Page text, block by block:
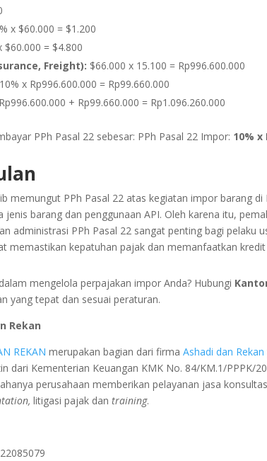
x $60.000 = $1.200
$60.000 = $4.800
Freight): $66.000 x 15.100 = Rp996.600.000
10% x Rp996.600.000 = Rp99.660.000
Rp996.600.000 + Rp99.660.000 = Rp1.096.260.000
PPh Pasal 22 sebesar: PPh Pasal 22 Impor: 10% x
memungut PPh Pasal 22 atas kegiatan impor barang
jenis barang dan penggunaan API. Oleh karena itu,
administrasi PPh Pasal 22 sangat penting bagi pelaku
memastikan kepatuhan pajak dan memanfaatkan
mengelola perpajakan impor Anda? Hubungi
yang tepat dan sesuai peraturan.
Rekan
REKAN merupakan bagian dari firmaAshadidan Rekan
dari Kementerian Keuangan KMK No. 84/KM.1/PPPK/
perusahaan memberikan pelayanan jasa
litigasi pajak dantraining.